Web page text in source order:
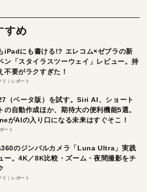
すめ
iPadにも書ける!? エレコム×ゼブラの新
ン「スタイラスツーウェイ」レビュー。持
不要がラクすぎた！
リ レポート
（ベータ版）を試す。Siri AI、ショート
の自動作成ほか、期待大の便利機能5選。
がAIの入り口になる未来はすぐそこ！
ート
のジンバルカメラ「Luna Ultra」実践
ー。4K／8K比較・ズーム・夜間撮影をチ
リ レポート